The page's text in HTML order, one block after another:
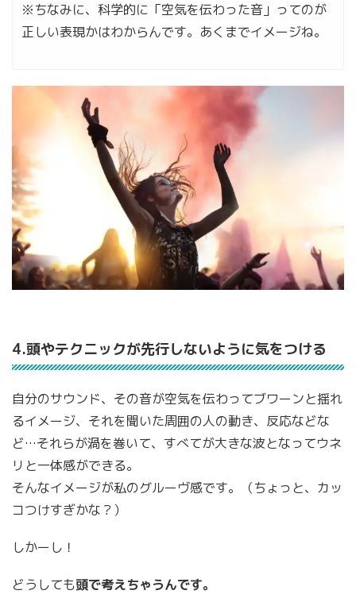
※ちなみに、科学的に「空気を伝わった音」ってのが
正しい表現かはわからんです。あくまでイメージね。
4.頭やテクニックが先行しないように気をつける
自分のサウンド、その音が空気を伝わってブワーンと揺れ
るイメージ、それを聞いた周囲の人の動き、反応などな
ど…それらが渦を巻いて、すべてが大きな波となってウネ
リと一体感ができる。
そんなイメージが私のグルーヴ感です。（ちょっと、カッ
コつけすぎかな？）
しかーし！
どうしても頭で考えちゃうんです。